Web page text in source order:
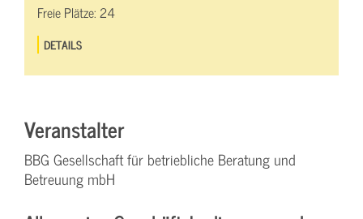
Freie Plätze:24
DETAILS
Veranstalter
BBG Gesellschaft für betriebliche Beratung und
Betreuung mbH